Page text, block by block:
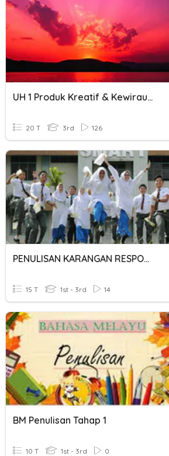
UH 1 Produk Kreatif & Kewirausahaan (PKK)
20 T 3rd 126
PENULISAN KARANGAN RESPON TERBUKA
15 T 1st - 3rd 14
BM Penulisan Tahap 1
10 T 1st - 3rd 0